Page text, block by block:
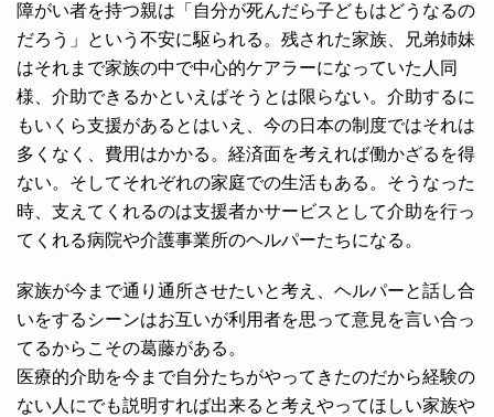
障がい者を持つ親は「自分が死んだら子どもはどうなるの
だろう」という不安に駆られる。残された家族、兄弟姉妹
はそれまで家族の中で中心的ケアラーになっていた人同
様、介助できるかといえばそうとは限らない。介助するに
もいくら支援があるとはいえ、今の日本の制度ではそれは
多くなく、費用はかかる。経済面を考えれば働かざるを得
ない。そしてそれぞれの家庭での生活もある。そうなった
時、支えてくれるのは支援者かサービスとして介助を行っ
てくれる病院や介護事業所のヘルパーたちになる。
家族が今まで通り通所させたいと考え、ヘルパーと話し合
いをするシーンはお互いが利用者を思って意見を言い合っ
てるからこその葛藤がある。
医療的介助を今まで自分たちがやってきたのだから経験の
ない人にでも説明すれば出来ると考えやってほしい家族や